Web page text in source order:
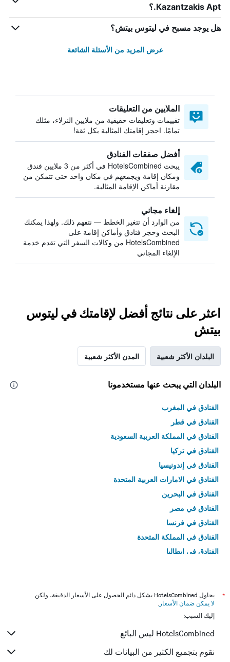
Kazantzakis Apt.؟
هل يوجد مسبح في ليتوس بيتش؟
عرض المزيد من الأسئلة الشائعة
الملايين من التعليقات
تقييمات وتعليقات حقيقية من ملايين النزلاء، مثلك
تمامًا. احجز إقامتك المثالية بكل ثقة!
أفضل صفقات الفنادق
يبحث HotelsCombined في أكثر من 3 ملايين فندق
ومكان إقامة ويجمعهم في مكان واحد حتى تتمكن من
مقارنة أماكن الإقامة المثالية.
إلغاء مجاني
من الوارد أن تتغير الخطط — نتفهم ذلك. ولهذا يمكنك
البحث وحجز فنادق وأماكن إقامة على
HotelsCombined من وكالات السفر التي تقدم خدمة
الإلغاء المجاني
اعثر على نتائج أفضل لإقامتك في ليتوس
بيتش
البلدان الأكثر شعبية المدن الأكثر شعبية
البلدان التي يبحث عنها مستخدمونا
الفنادق في المغرب
الفنادق في قطر
الفنادق في المملكة العربية السعودية
الفنادق في تركيا
الفنادق في إندونيسيا
الفنادق في الامارات العربية المتحدة
الفنادق في البحرين
الفنادق في مصر
الفنادق في فرنسا
الفنادق في المملكة المتحدة
الفنادق في إيطاليا
*
يحاول HotelsCombined بشكل دائم الحصول على الأسعار الدقيقة، ولكن
لا يمكن ضمان الأسعار .
إليك السبب:
HotelsCombined ليس البائع
نقوم بتجميع الكثير من البيانات لك